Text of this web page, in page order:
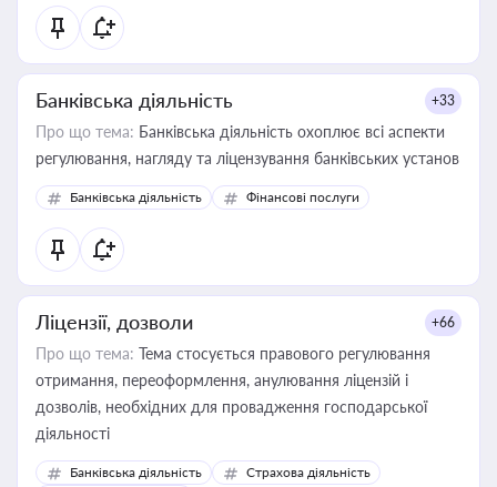
Банківська діяльність +33
Про що тема: Банківська діяльність охоплює всі аспекти
регулювання, нагляду та ліцензування банківських установ
Банківська діяльність Фінансові послуги
Ліцензії, дозволи +66
Про що тема: Тема стосується правового регулювання
отримання, переоформлення, анулювання ліцензій і
дозволів, необхідних для провадження господарської
діяльності
Банківська діяльність
Страхова діяльність